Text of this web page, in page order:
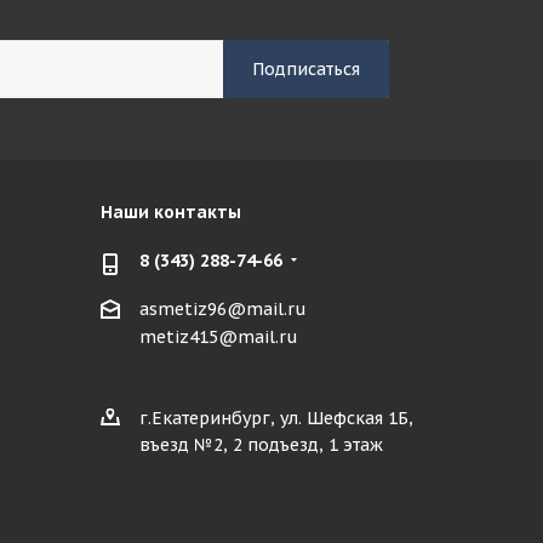
Наши контакты
8 (343) 288-74-66
asmetiz96@mail.ru
metiz415@mail.ru
г.Екатеринбург, ул. Шефская 1Б,
въезд №2, 2 подъезд, 1 этаж